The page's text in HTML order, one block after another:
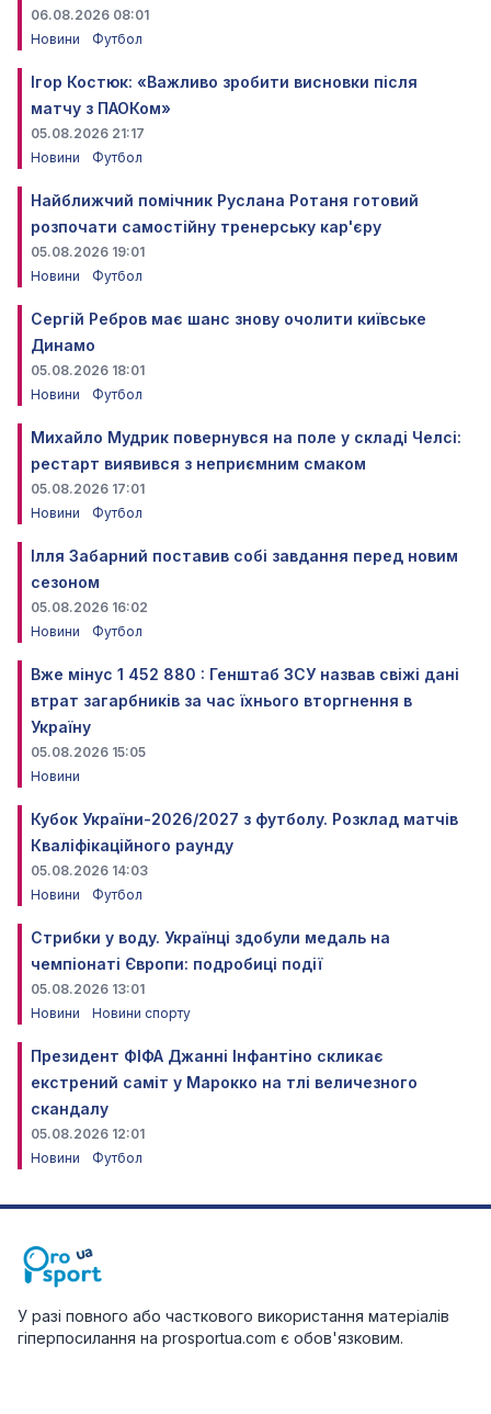
06.08.2026 08:01
Новини
Футбол
Ігор Костюк: «Важливо зробити висновки після
матчу з ПАОКом»
05.08.2026 21:17
Новини
Футбол
Найближчий помічник Руслана Ротаня готовий
розпочати самостійну тренерську кар'єру
05.08.2026 19:01
Новини
Футбол
Сергій Ребров має шанс знову очолити київське
Динамо
05.08.2026 18:01
Новини
Футбол
Михайло Мудрик повернувся на поле у складі Челсі:
рестарт виявився з неприємним смаком
05.08.2026 17:01
Новини
Футбол
Ілля Забарний поставив собі завдання перед новим
сезоном
05.08.2026 16:02
Новини
Футбол
Вже мінус 1 452 880 : Генштаб ЗСУ назвав свіжі дані
втрат загарбників за час їхнього вторгнення в
Україну
05.08.2026 15:05
Новини
Кубок України-2026/2027 з футболу. Розклад матчів
Кваліфікаційного раунду
05.08.2026 14:03
Новини
Футбол
Стрибки у воду. Українці здобули медаль на
чемпіонаті Європи: подробиці події
05.08.2026 13:01
Новини
Новини спорту
Президент ФІФА Джанні Інфантіно скликає
екстрений саміт у Марокко на тлі величезного
скандалу
05.08.2026 12:01
Новини
Футбол
У разі повного або часткового використання матеріалів
гіперпосилання на prosportua.com є обов'язковим.